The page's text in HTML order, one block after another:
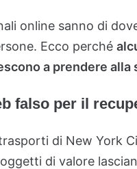
online sanno di
Ecco perché
a prendere alla
falso per il
di New York
di valore